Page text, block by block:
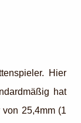
Hier
hat
25,4mm (1